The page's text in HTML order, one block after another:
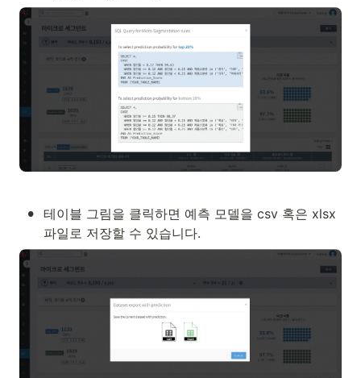
• 테이블 그림을 클릭하면 예측 모델을 csv 혹은 xlsx
파일로 저장할 수 있습니다.